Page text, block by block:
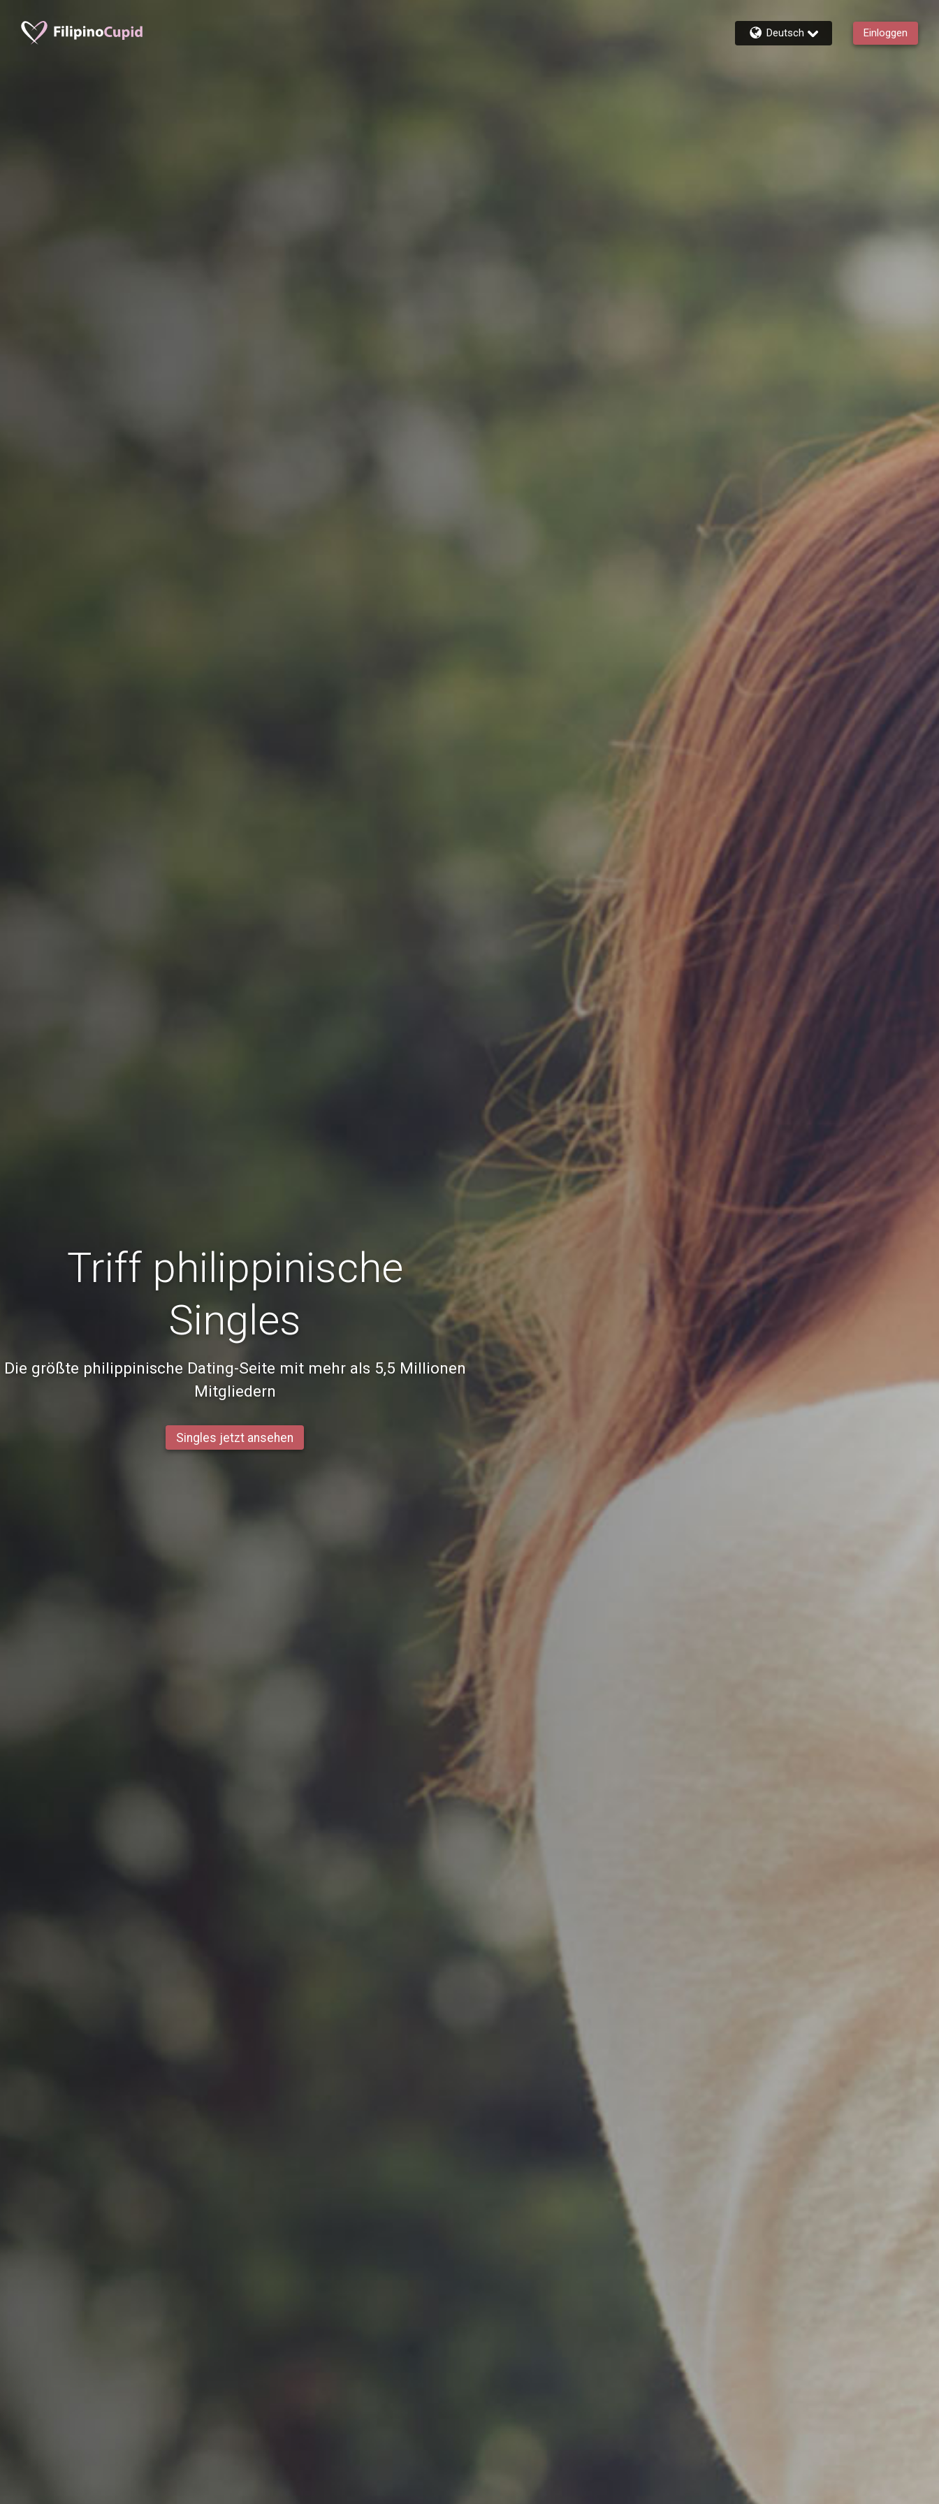
Deutsch Einloggen
Triff philippinische
Singles
Die größte philippinische Dating-Seite mit mehr als 5,5 Millionen
Mitgliedern
Singles jetzt ansehen